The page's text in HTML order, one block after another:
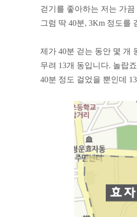
걷기를 좋아하는 저는 가
그럼 딱 40분, 3Km 정도를
제가 40분 걷는 동안 몇 개
무려 13개 동입니다. 놀랍
40분 정도 걸었을 뿐인데